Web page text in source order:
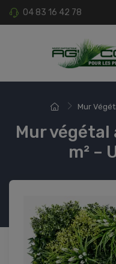
04 83 16 42 78
Mur
Mur
m² –